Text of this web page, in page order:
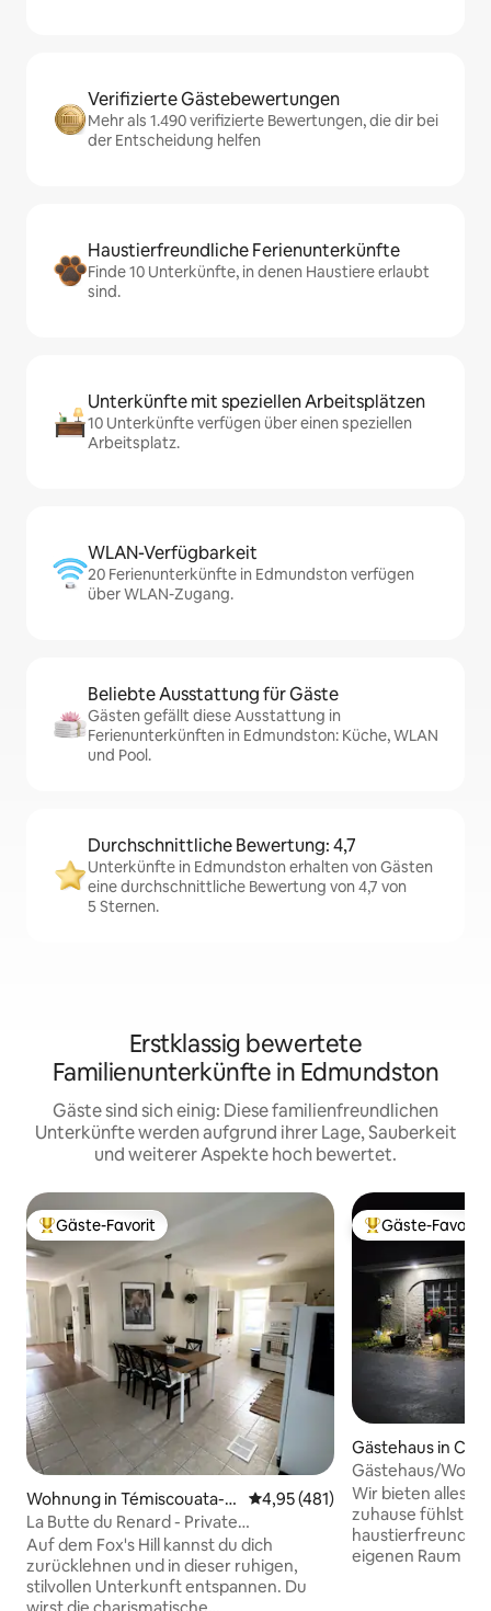
Verifizierte Gästebewertungen
Mehr als 1.490 verifizierte Bewertungen, die dir bei
der Entscheidung helfen
Haustierfreundliche Ferienunterkünfte
Finde 10 Unterkünfte, in denen Haustiere erlaubt
sind.
Unterkünfte mit speziellen Arbeitsplätzen
10 Unterkünfte verfügen über einen speziellen
Arbeitsplatz.
WLAN-Verfügbarkeit
20 Ferienunterkünfte in Edmundston verfügen
über WLAN-Zugang.
Beliebte Ausstattung für Gäste
Gästen gefällt diese Ausstattung in
Ferienunterkünften in Edmundston: Küche, WLAN
und Pool.
Durchschnittliche Bewertung: 4,7
Unterkünfte in Edmundston erhalten von Gästen
eine durchschnittliche Bewertung von 4,7 von
5 Sternen.
Erstklassig bewertete
Familienunterkünfte in Edmundston
Gäste sind sich einig: Diese familienfreundlichen
Unterkünfte werden aufgrund ihrer Lage, Sauberkeit
und weiterer Aspekte hoch bewertet.
Beliebter Gäste-Favorit.
Gäste-Favorit
Wohnung in Témiscouata-s
ur-le-Lac
Durchschnittliche Bewertung:
4,95 (481)
La Butte du Renard - Private
Gesamtwohnung
Auf dem Fox's Hill kannst du dich
zurücklehnen und in dieser ruhigen,
stilvollen Unterkunft entspannen. Du
Beliebter Gäste-
Gäste-Favorit
Gästehaus in Clair
Gästehaus/
ausgestattet, für
Wir bieten alles,
zuhause fühlst.
haustierfreundlich. Genieße
eigenen Raum